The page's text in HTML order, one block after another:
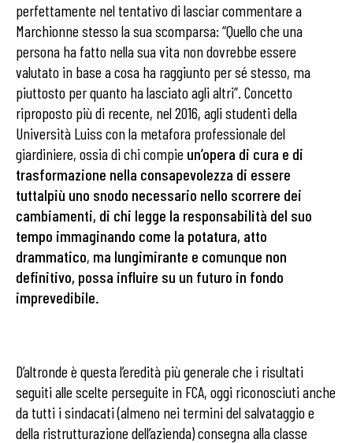
perfettamente nel tentativo di lasciar commentare a
Marchionne stesso la sua scomparsa: “Quello che una
persona ha fatto nella sua vita non dovrebbe essere
valutato in base a cosa ha raggiunto per sé stesso, ma
piuttosto per quanto ha lasciato agli altri”. Concetto
riproposto più di recente, nel 2016, agli studenti della
Università Luiss con la metafora professionale del
giardiniere, ossia di chi compie un’opera di cura e di
trasformazione nella consapevolezza di essere
tuttalpiù uno snodo necessario nello scorrere dei
cambiamenti, di chi legge la responsabilità del suo
tempo immaginando come la potatura, atto
drammatico, ma lungimirante e comunque non
definitivo, possa influire su un futuro in fondo
imprevedibile.
D’altronde è questa l’eredità più generale che i risultati
seguiti alle scelte perseguite in FCA, oggi riconosciuti anche
da tutti i sindacati (almeno nei termini del salvataggio e
della ristrutturazione dell’azienda) consegna alla classe